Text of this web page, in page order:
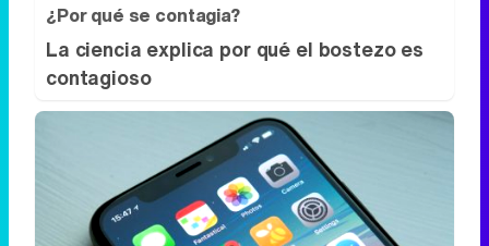
¿Por qué se contagia?
La ciencia explica por qué el bostezo es
contagioso